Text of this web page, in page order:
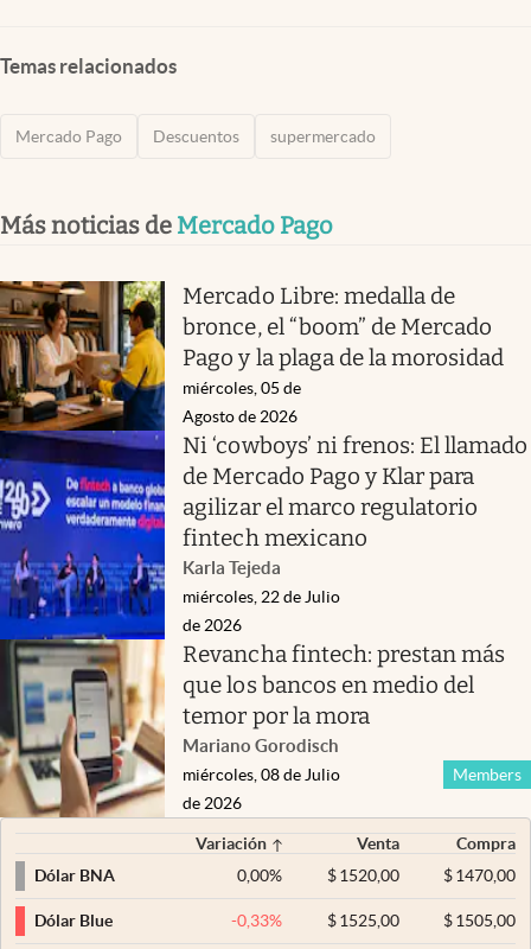
Temas relacionados
Mercado Pago Descuentos supermercado
Más noticias de Mercado Pago
Mercado Libre: medalla de
bronce, el “boom” de Mercado
Pago y la plaga de la morosidad
miércoles, 05 de
Agosto de 2026
Ni ‘cowboys’ ni frenos: El llamado
de Mercado Pago y Klar para
agilizar el marco regulatorio
fintech mexicano
Karla Tejeda
miércoles, 22 de Julio
de 2026
Revancha fintech: prestan más
que los bancos en medio del
temor por la mora
Mariano Gorodisch
Members
miércoles, 08 de Julio
de 2026
Variación Venta
Compra
Dólar BNA
0,00% $ 1520,00 $1470,00
Dólar Blue -0,33% $ 1525,00 $1505,00